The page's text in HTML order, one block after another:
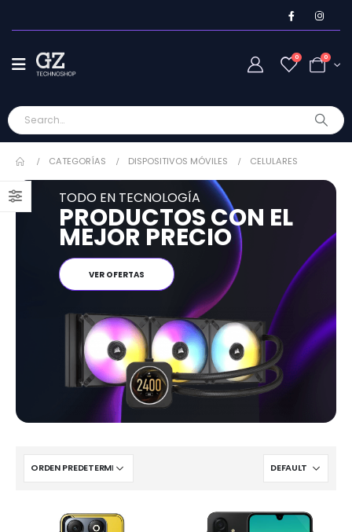
0 0
CATEGORÍAS DISPOSITIVOS MÓVILES CELULARES
TODO EN TECNOLOGÍA
PRODUCTOS CON EL
MEJOR PRECIO
VER OFERTAS